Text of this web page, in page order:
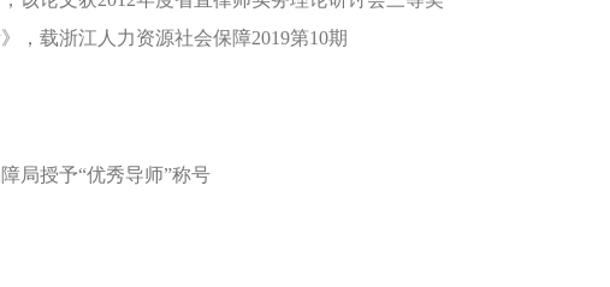
，载浙江人力资源社会保障2019第10期
局授予“优秀导师”称号